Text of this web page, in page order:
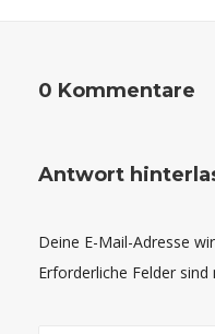
0 Kommentare
Antwort
Deine E-Mail-Adresse
Erforderliche Felder sind